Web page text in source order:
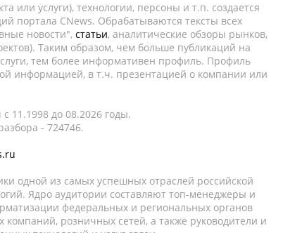
или услуги), технологии, персоны и т.п. создается
портала CNews. Обрабатываются тексты всех
новости", статьи, аналитические обзоры рынков,
Таким образом, чем больше публикаций на
тем более информативен профиль. Профиль
информацией, в т.ч. презентацией о компании или
11.1998 до 08.2026 годы.
- 724746.
одной из самых успешных отраслей российской
Ядро аудитории составляют топ-менеджеры и
федеральных и региональных органов
розничных сетей, а также руководители и